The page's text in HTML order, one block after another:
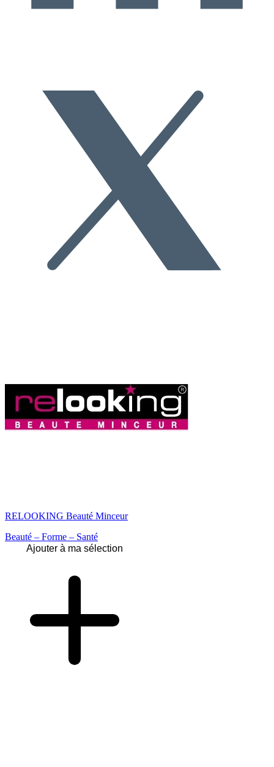
RELOOKING Beauté Minceur
Beauté – Forme – Santé
Ajouter à ma sélection